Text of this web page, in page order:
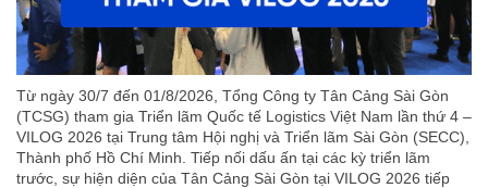
Từ ngày 30/7 đến 01/8/2026, Tổng Công ty Tân Cảng Sài Gòn
(TCSG) tham gia Triển lãm Quốc tế Logistics Việt Nam lần thứ 4 –
VILOG 2026 tại Trung tâm Hội nghị và Triển lãm Sài Gòn (SECC),
Thành phố Hồ Chí Minh. Tiếp nối dấu ấn tại các kỳ triển lãm
trước, sự hiện diện của Tân Cảng Sài Gòn tại VILOG 2026 tiếp